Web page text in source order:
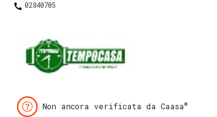
02840705
Non ancora verificata da Caasa®